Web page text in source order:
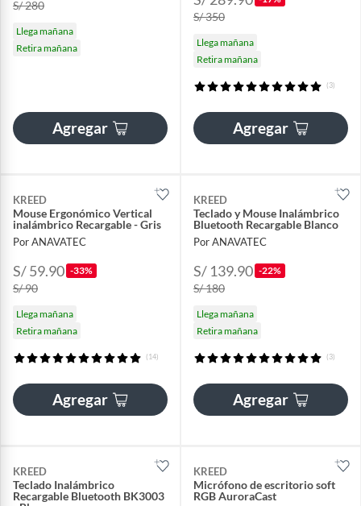
S/ 280
Llega mañana
Retira mañana
Agregar
S/ 350
Llega mañana
Retira mañana
(3)
Agregar
KREED
Mouse Ergonómico Vertical
inalámbrico Recargable - Gris
Por ANAVATEC
S/ 59.90 -33%
S/ 90
Llega mañana
Retira mañana
(14)
Agregar
KREED
Teclado y Mouse Inalámbrico
Bluetooth Recargable Blanco
Por ANAVATEC
S/ 139.90 -22%
S/ 180
Llega mañana
Retira mañana
(3)
Agregar
KREED
Teclado Inalámbrico
Recargable Bluetooth BK3003
KREED
Micrófono de escritorio soft
RGB AuroraCast